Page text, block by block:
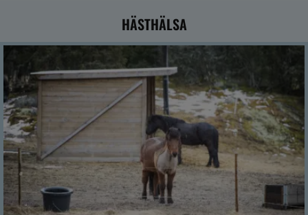
HÄSTHÄLSA